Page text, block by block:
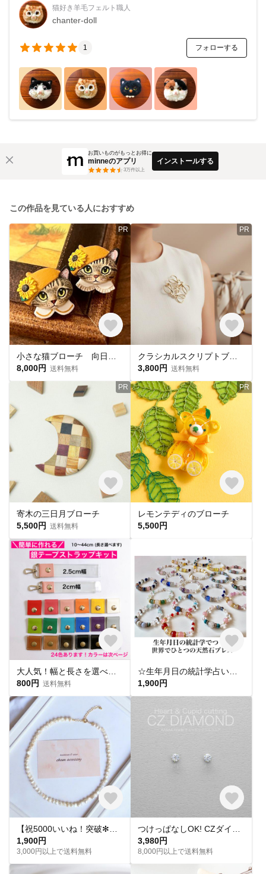
猫好き羊毛フェルト職人
chanter-doll
1 フォローする
お買いものがもっとお得に
minneのアプリ
3万件以上
インストールする
この作品を見ている人におすすめ
PR
8,000円 送料無料
PR
3,800円 送料無料
PR
寄木の三日月ブローチ
5,500円 送料無料
PR
レモンテディのブローチ
5,500円
800円 送料無料
1,900円
1,900円
3,000円以上で送料無料
3,980円
8,000円以上で送料無料